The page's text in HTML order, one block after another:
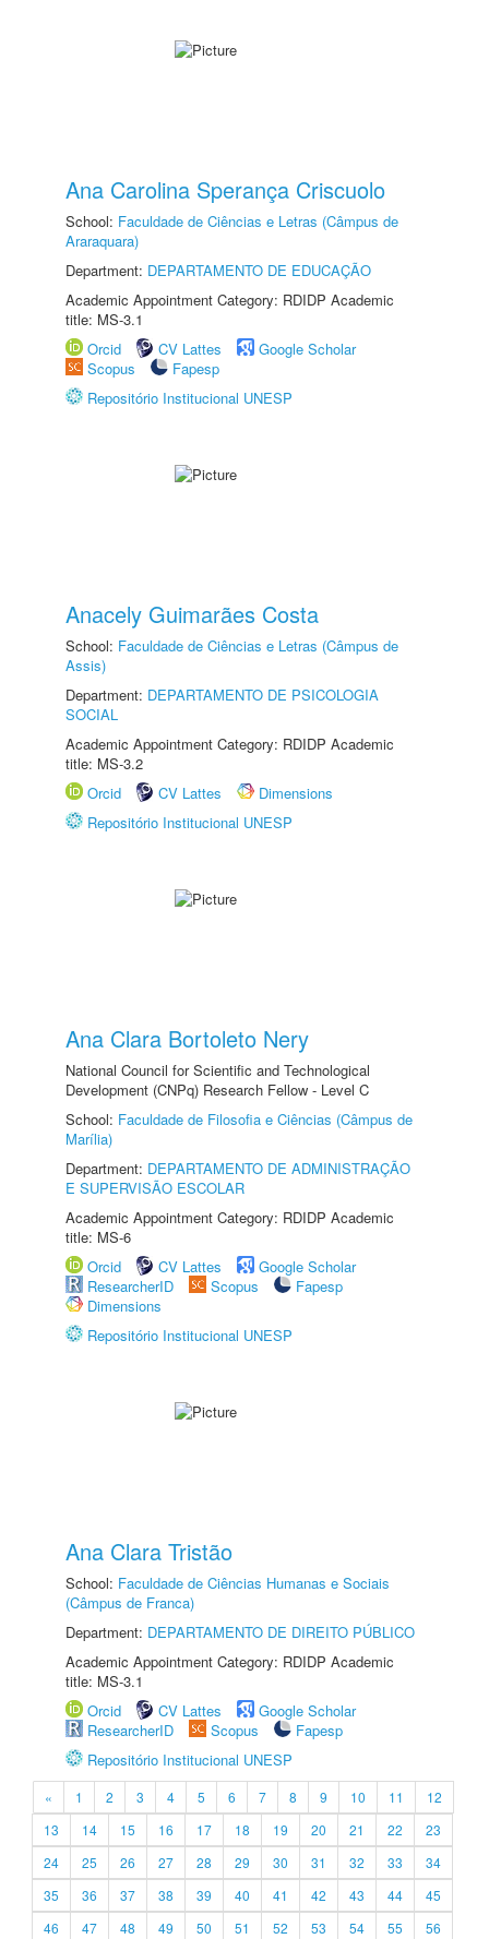
Ana Carolina Sperança Criscuolo
School: Faculdade de Ciências e Letras (Câmpus de
Araraquara)
Department: DEPARTAMENTO DE EDUCAÇÃO
Academic Appointment Category: RDIDP Academic
title: MS-3.1
Orcid
CV Lattes
Google Scholar
Scopus
Fapesp
Repositório Institucional UNESP
Anacely Guimarães Costa
School: Faculdade de Ciências e Letras (Câmpus de
Assis)
Department: DEPARTAMENTO DE PSICOLOGIA
SOCIAL
Academic Appointment Category: RDIDP Academic
title: MS-3.2
Orcid
CV Lattes
Dimensions
Repositório Institucional UNESP
Ana Clara Bortoleto Nery
National Council for Scientific and Technological
Development (CNPq) Research Fellow - Level C
School: Faculdade de Filosofia e Ciências (Câmpus de
Marília)
Department: DEPARTAMENTO DE ADMINISTRAÇÃO
E SUPERVISÃO ESCOLAR
Academic Appointment Category: RDIDP Academic
title: MS-6
Orcid
CV Lattes
Google Scholar
ResearcherID
Scopus
Fapesp
Dimensions
Repositório Institucional UNESP
Ana Clara Tristão
School: Faculdade de Ciências Humanas e Sociais
(Câmpus de Franca)
Department: DEPARTAMENTO DE DIREITO PÚBLICO
Academic Appointment Category: RDIDP Academic
title: MS-3.1
Orcid
CV Lattes
Google Scholar
ResearcherID
Scopus
Fapesp
Repositório Institucional UNESP
« 1 2 3 4 5 6 7 8 9 10 11
12
13
14 15 16 17 18 19 20 21 22
23
24
25 26 27 28 29 30 31 32 33
34
35
36 37 38 39 40 41 42 43 44
45
46
47 48 49 50 51 52 53 54 55
56